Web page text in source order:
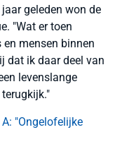
geleden won de
"Wat er toen
mensen binnen
dat ik daar deel van
levenslange
"Ongelofelijke